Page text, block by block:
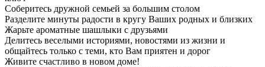
Соберитесь дружной семьей за большим столом
Разделите минуты радости в кругу Ваших родных и близких
Жарьте ароматные шашлыки с друзьями
Делитесь веселыми историями, новостями из жизни и
общайтесь только с теми, кто Вам приятен и дорог
Живите счастливо в новом доме!